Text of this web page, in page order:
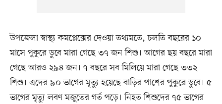
উপজেলা স্বাস্থ্য কমপ্লেক্সের দেওয়া তথ্যমতে, চলতি বছরের ১০
মাসে পুকুরে ডুবে মারা গেছে ৩৭ জন শিশু। আগের ছয় বছরে মারা
গেছে আরও ২৯৪ জন। ৭ বছরে সব মিলিয়ে মারা গেছে ৩৩২
শিশু। এদের ৯০ ভাগের মৃত্যু হয়েছে বাড়ির পাশের পুকুরে ডুবে। ৫
ভাগের মৃত্যু লবণ মজুতের গর্ত পড়ে। নিহত শিশুদের ৭৫ ভাগের